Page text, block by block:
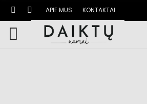
APIE MUS KONTAKTAI